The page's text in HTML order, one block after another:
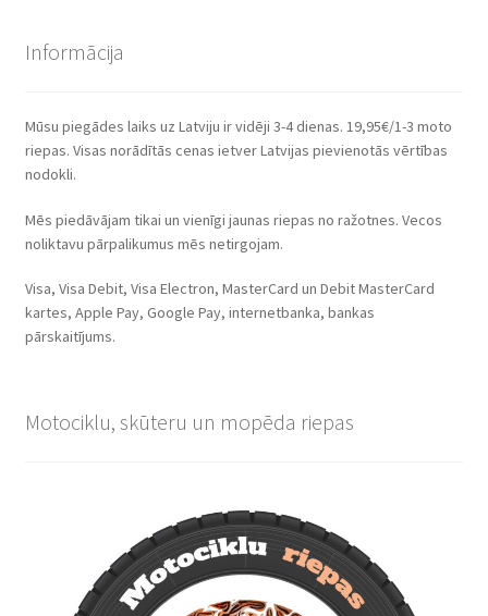
Informācija
Mūsu piegādes laiks uz Latviju ir vidēji 3-4 dienas. 19,95€/1-3 moto
riepas. Visas norādītās cenas ietver Latvijas pievienotās vērtības
nodokli.
Mēs piedāvājam tikai un vienīgi jaunas riepas no ražotnes. Vecos
noliktavu pārpalikumus mēs netirgojam.
Visa, Visa Debit, Visa Electron, MasterCard un Debit MasterCard
kartes, Apple Pay, Google Pay, internetbanka, bankas
pārskaitījums.
Motociklu, skūteru un mopēda riepas